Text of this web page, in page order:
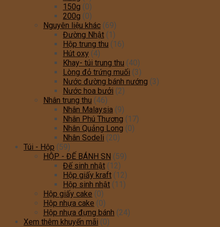
150g (0)
200g (0)
Nguyên liệu khác (69)
Đường Nhật (1)
Hộp trung thu (16)
Hút oxy (4)
Khay- túi trung thu (40)
Lòng đỏ trứng muối (3)
Nước đường bánh nướng (3)
Nước hoa bưởi (2)
Nhân trung thu (46)
Nhân Malaysia (9)
Nhân Phú Thương (17)
Nhân Quảng Long (0)
Nhân Sodeli (20)
Túi - Hộp (59)
HỘP - ĐẾ BÁNH SN (59)
Đế sinh nhật (12)
Hộp giấy kraft (12)
Hộp sinh nhật (11)
Hộp giấy cake (0)
Hộp nhựa cake (0)
Hộp nhựa đựng bánh (24)
Xem thêm khuyến mãi (0)